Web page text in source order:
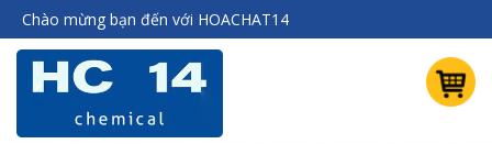
Chào mừng bạn đến với HOACHAT14